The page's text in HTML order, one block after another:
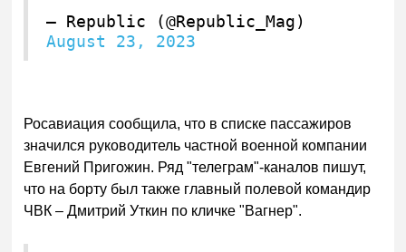
— Republic (@Republic_Mag)
August 23, 2023
Росавиация сообщила, что в списке пассажиров
значился руководитель частной военной компании
Евгений Пригожин. Ряд "телеграм"-каналов пишут,
что на борту был также главный полевой командир
ЧВК – Дмитрий Уткин по кличке "Вагнер".